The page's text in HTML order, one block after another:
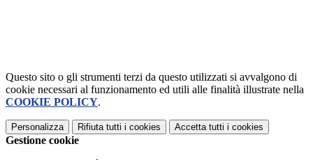
Questo sito o gli strumenti terzi da questo utilizzati si avvalgono di
cookie necessari al funzionamento ed utili alle finalità illustrate nella
COOKIE POLICY.
Personalizza Rifiuta tutti i cookies Accetta tutti i cookies
Gestione cookie